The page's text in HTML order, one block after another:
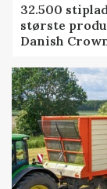
32.500
største
Danish